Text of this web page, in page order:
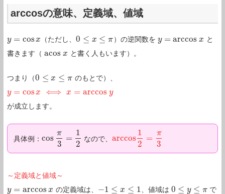
arccosの意味、定義域、値域
y = cos x
y=cosx （ただし、0 ≤ x ≤ π
0 ≤x≤ π ）の逆関数を y = arccos x
y=ar ccosx
と
書きます（ acos x
acosx と書く人もいます）。
つまり（0 ≤ x ≤ π
0 ≤x≤ π
のもとで）、
y = cos x ⟺ x = arccos y
y=cosx⟺x =arcco sy
が成立します。
具体例： cos
π
3
=
1
2
cosπ3= 12 なので、arccos
1
2
=
π
3
arccos12= π3
～定義域と値域～
y = arccos x
y=ar ccosx の定義域は、 −1 ≤ x ≤ 1
−1≤ x≤ 1 、値域は 0 ≤ y ≤ π
0≤y≤ π
で